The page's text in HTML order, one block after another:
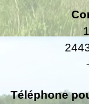
Téléphone